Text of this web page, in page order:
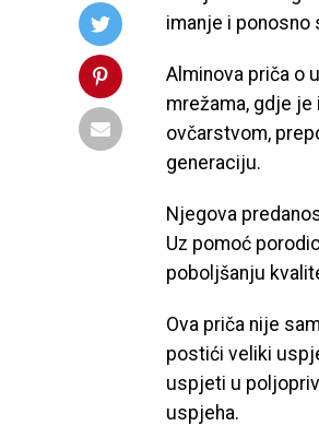
imanje i ponosno
Alminova priča o
mrežama, gdje je
ovčarstvom,
generaciju.
Njegova
Uz pomoć
poboljšanju
Ova priča nije
postići veliki
uspjeti u
uspjeha.